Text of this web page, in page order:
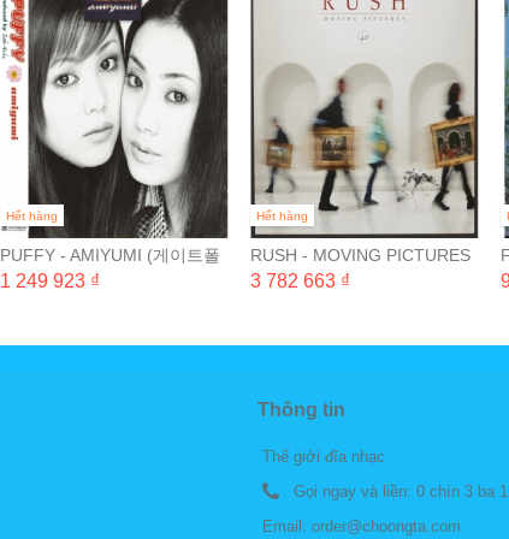
Hết hàng
PUFFY - AMIYUMI (게이트폴
드 완전 일본 생산 한정반) [LP]
1 249 923 ₫
Hết hàng
RUSH - MOVING PICTURES
(40TH ANNIVERSARY /
3 782 663 ₫
Thông tin
Thế giới đĩa nhạc
Gọi ngay và liền: 0 chín 3 ba
Email: order@choongta.com